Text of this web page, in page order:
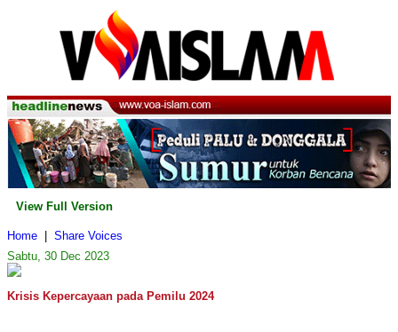
View Full Version
Home
Share Voices
Sabtu, 30 Dec 2023
Krisis Kepercayaan pada Pemilu 2024